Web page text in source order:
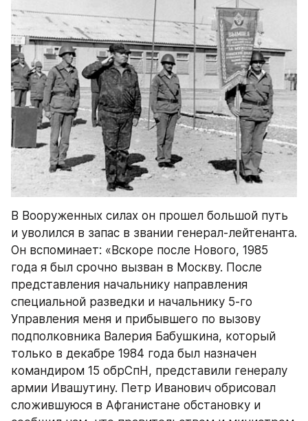
В Вооруженных силах он прошел большой путь
и уволился в запас в звании генерал-лейтенанта.
Он вспоминает: «Вскоре после Нового, 1985
года я был срочно вызван в Москву. После
представления начальнику направления
специальной разведки и начальнику 5-го
Управления меня и прибывшего по вызову
подполковника Валерия Бабушкина, который
только в декабре 1984 года был назначен
командиром 15 обрСпН, представили генералу
армии Ивашутину. Петр Иванович обрисовал
сложившуюся в Афганистане обстановку и